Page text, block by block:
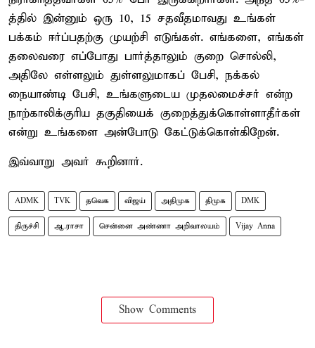
த்தில் இன்னும் ஒரு 10, 15 சதவீதமாவது உங்கள்
பக்கம் ஈர்ப்பதற்கு முயற்சி எடுங்கள். எங்களை, எங்கள்
தலைவரை எப்போது பார்த்தாலும் குறை சொல்லி,
அதிலே எள்ளலும் துள்ளலுமாகப் பேசி, நக்கல்
நையாண்டி பேசி, உங்களுடைய முதலமைச்சர் என்ற
நாற்காலிக்குரிய தகுதியைக் குறைத்துக்கொள்ளாதீர்கள்
என்று உங்களை அன்போடு கேட்டுக்கொள்கிறேன்.
இவ்வாறு அவர் கூறினார்.
ADMK TVK தவெக விஜய் அதிமுக திமுக DMK
திருச்சி ஆ.ராசா சென்னை அண்ணா அறிவாலயம் Vijay Anna
Show Comments